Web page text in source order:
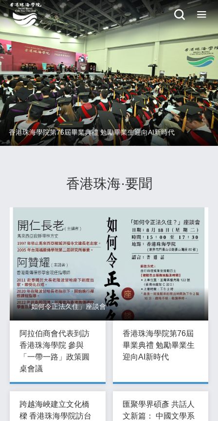
香港珠海學院第76屆畢業典禮 勉勵畢業生迎向AI新時代
香港珠海·要聞
「如何令正法久住」座談會
阿拉伯商會代表到訪
香港珠海學院 參與
「一帶一路」政策圓
桌會議
香港珠海學院第76屆
畢業典禮 勉勵畢業生
迎向AI新時代
跨越海峽建立文化橋
樑 香港珠海學院訪台
匯聚學界碩彥 共話人
文新篇： 中國文學系